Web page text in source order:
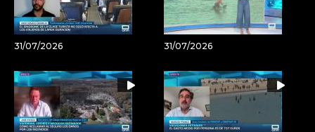
31/07/2026 31/07/2026